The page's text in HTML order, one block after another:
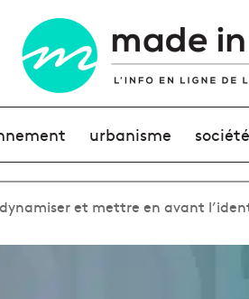
urbanisme société
et mettre en avant